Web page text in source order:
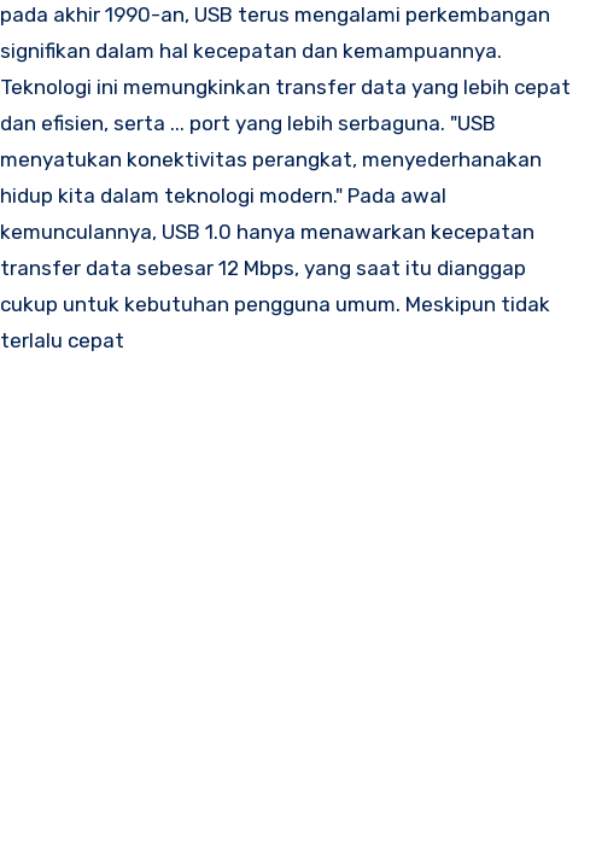
pada akhir 1990-an, USB terus mengalami perkembangan
signifikan dalam hal kecepatan dan kemampuannya.
Teknologi ini memungkinkan transfer data yang lebih cepat
dan efisien, serta ... port yang lebih serbaguna. "USB
menyatukan konektivitas perangkat, menyederhanakan
hidup kita dalam teknologi modern." Pada awal
kemunculannya, USB 1.0 hanya menawarkan kecepatan
transfer data sebesar 12 Mbps, yang saat itu dianggap
cukup untuk kebutuhan pengguna umum. Meskipun tidak
terlalu cepat